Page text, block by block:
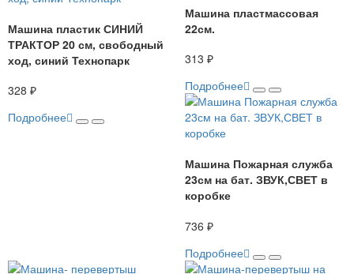
Машина пластик СИНИЙ
ТРАКТОР 20 см, свободный
ход, синий Технопарк
328 ₽
Подробнее
Машина пластмассовая
22см.
313 ₽
Подробнее
Машина Пожарная служба
23см на бат. ЗВУК,СВЕТ в
коробке
736 ₽
Подробнее